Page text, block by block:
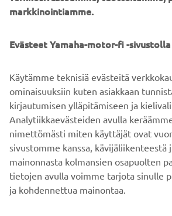
Koeajossa mukana useita Yamaha-
VK Professional II EPS
Sidewinder X-TX 137 SE
Sidewinder X-TX 141 LE
Sidewinder M-TX 162 LE
RS Venture TF
markkinointiamme.
Evästeet Yamaha-motor-fi -sivustolla
Käytämme teknisiä evästeitä
ominaisuuksiin kuten asiakkaan
kirjautumisen ylläpitämiseen ja
Analytiikkaevästeiden avulla
nimettömästi miten käyttäjät ovat
sivustomme kanssa, kävijäliikenteestä
mainonnasta kolmansien osapuolten
tietojen avulla voimme tarjota sinulle
ja kohdennettua mainontaa.